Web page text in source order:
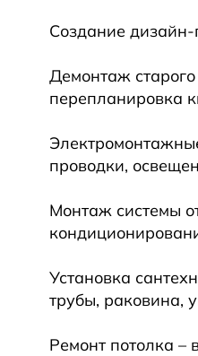
Создание дизайн-
Демонтаж
перепланировка
проводки,
Монтаж системы
Установка
трубы, раковина,
Ремонт потолка –